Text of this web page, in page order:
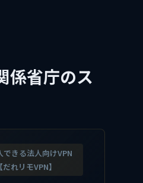
係省庁のス
できる法人向けVPN
れリモVPN】